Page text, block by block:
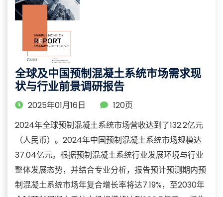
全球及中国预制混凝土系统市场需求现
状与行业前景调研报告
2025年01月16日
120页
2024年全球预制混凝土系统市场营收达到了132.2亿元
（人民币）。2024年中国预制混凝土系统市场规模达
37.04亿元。根据预制混凝土系统行业发展环境与行业
整体发展态势，并结合专业分析，报告预计预测期内预
制混凝土系统市场年复合增长率将达7.19%，至2030年